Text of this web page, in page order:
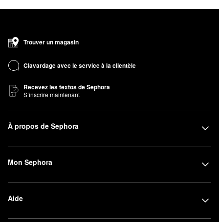
Trouver un magasin
Clavardage avec le service à la clientèle
Recevez les textos de Sephora
S’inscrire maintenant
À propos de Sephora
Mon Sephora
Aide